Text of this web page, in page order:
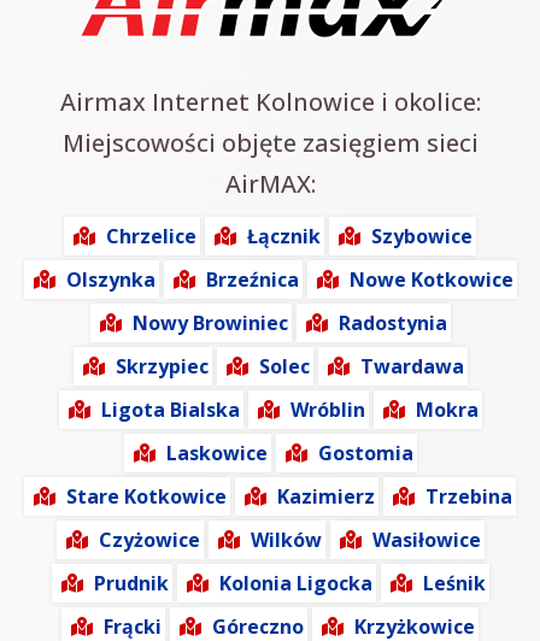
Airmax Internet Kolnowice i okolice:
Miejscowości objęte zasięgiem sieci
AirMAX:
Chrzelice Łącznik
Szybowice
Olszynka
Brzeźnica
Nowe Kotkowice
Nowy Browiniec
Radostynia
Skrzypiec
Solec
Twardawa
Ligota Bialska
Wróblin
Mokra
Laskowice
Gostomia
Stare Kotkowice
Kazimierz
Trzebina
Czyżowice
Wilków
Wasiłowice
Prudnik
Kolonia Ligocka
Leśnik
Frącki
Góreczno
Krzyżkowice